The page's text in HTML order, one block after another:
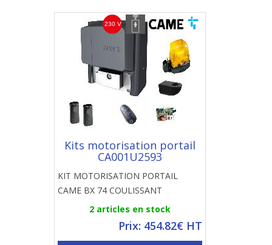
Kits motorisation portail
CA001U2593
KIT MOTORISATION PORTAIL
CAME BX 74 COULISSANT
2 articles en stock
Prix: 454.82€ HT